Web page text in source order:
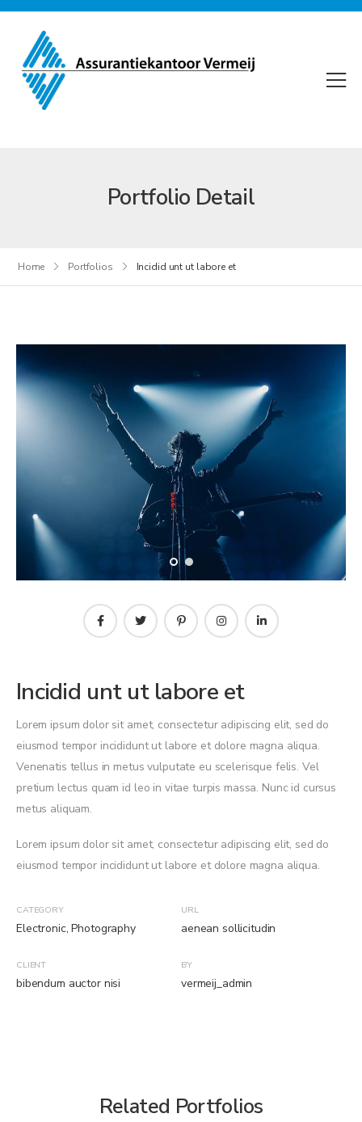
Portfolio Detail
Home Portfolios Incidid unt ut labore et
Incidid unt ut labore et
Lorem ipsum dolor sit amet, consectetur adipiscing elit, sed do
eiusmod tempor incididunt ut labore et dolore magna aliqua.
Venenatis tellus in metus vulputate eu scelerisque felis. Vel
pretium lectus quam id leo in vitae turpis massa. Nunc id cursus
metus aliquam.
Lorem ipsum dolor sit amet, consectetur adipiscing elit, sed do
eiusmod tempor incididunt ut labore et dolore magna aliqua.
CATEGORY
Electronic,Photography
URL
aenean sollicitudin
CLIENT
bibendum auctor nisi
BY
vermeij_admin
Related Portfolios